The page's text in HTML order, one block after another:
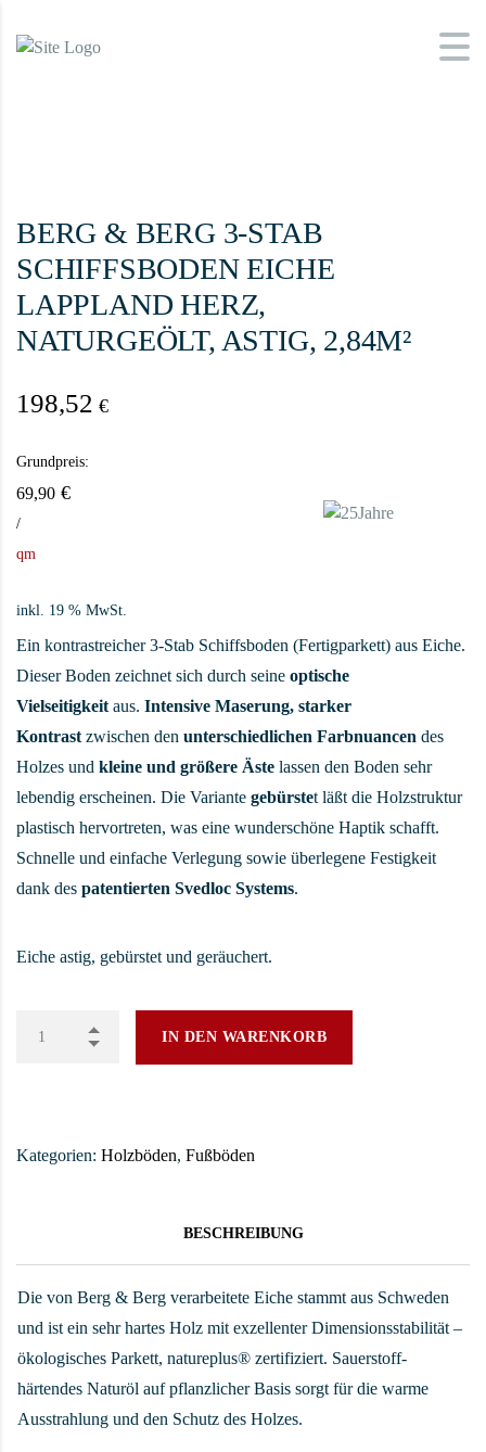
BERG & BERG 3-STAB
SCHIFFSBODEN EICHE
LAPPLAND HERZ,
NATURGEÖLT, ASTIG, 2,84M²
198,52 €
Grundpreis:
69,90 €
/
qm
inkl. 19 % MwSt.
Ein kontrastreicher 3-Stab Schiffsboden (Fertigparkett) aus Eiche.
Dieser Boden zeichnet sich durch seine optische
Vielseitigkeit aus. Intensive Maserung, starker
Kontrast zwischen den unterschiedlichen Farbnuancen des
Holzes und kleine und größere Äste lassen den Boden sehr
lebendig erscheinen. Die Variante gebürstet läßt die Holzstruktur
plastisch hervortreten, was eine wunderschöne Haptik schafft.
Schnelle und einfache Verlegung sowie überlegene Festigkeit
dank des patentierten Svedloc Systems.
Eiche astig, gebürstet und geräuchert.
IN DEN WARENKORB
Kategorien: Holzböden, Fußböden
BESCHREIBUNG
Die von Berg & Berg verarbeitete Eiche stammt aus Schweden
und ist ein sehr hartes Holz mit exzellenter Dimensionsstabilität –
ökologisches Parkett, natureplus® zertifiziert. Sauerstoff-
härtendes Naturöl auf pflanzlicher Basis sorgt für die warme
Ausstrahlung und den Schutz des Holzes.